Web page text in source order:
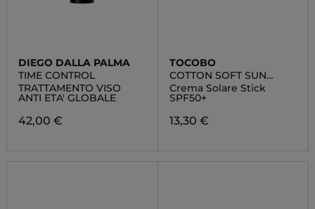
DIEGO DALLA PALMA
TIME CONTROL
TRATTAMENTO VISO
ANTI ETA' GLOBALE
42,00 €
TOCOBO
COTTON SOFT SUN
STICK SPF50+
Crema Solare Stick
SPF50+
13,30 €